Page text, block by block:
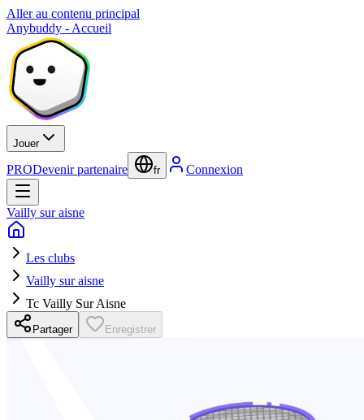
Aller au contenu principal
Anybuddy - Accueil
Jouer
PRODevenir partenaire fr Connexion
Vailly sur aisne
Les clubs
Vailly sur aisne
Tc Vailly Sur Aisne
Partager Enregistrer